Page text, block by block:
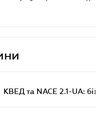
КВЕД та NACE 2.1-UA: